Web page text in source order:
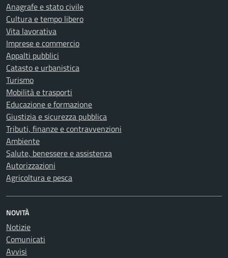
Anagrafe e stato civile
Cultura e tempo libero
Vita lavorativa
Imprese e commercio
Appalti pubblici
Catasto e urbanistica
Turismo
Mobilità e trasporti
Educazione e formazione
Giustizia e sicurezza pubblica
Tributi, finanze e contravvenzioni
Ambiente
Salute, benessere e assistenza
Autorizzazioni
Agricoltura e pesca
NOVITÀ
Notizie
Comunicati
Avvisi